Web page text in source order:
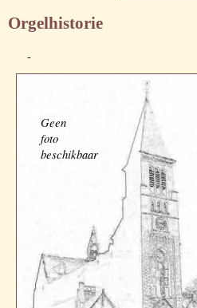
Orgelhistorie
-
Geen
foto
beschikbaar